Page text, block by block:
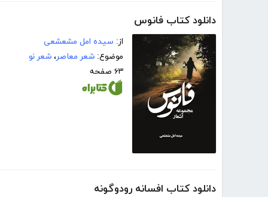
دانلود کتاب فانوس
از: سیده امل مشعشعی
موضوع: شعر معاصر، شعر نو
۶۳ صفحه
دانلود کتاب افسانه رودوگونه